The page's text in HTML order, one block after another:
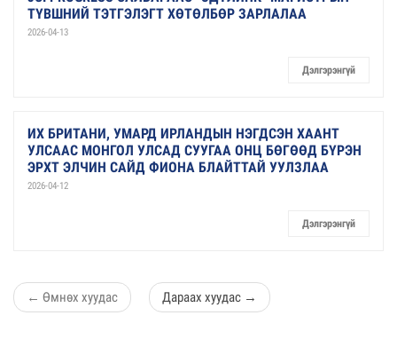
ТҮВШНИЙ ТЭТГЭЛЭГТ ХӨТӨЛБӨР ЗАРЛАЛАА
2026-04-13
Дэлгэрэнгүй
ИХ БРИТАНИ, УМАРД ИРЛАНДЫН НЭГДСЭН ХААНТ
УЛСААС МОНГОЛ УЛСАД СУУГАА ОНЦ БӨГӨӨД БҮРЭН
ЭРХТ ЭЛЧИН САЙД ФИОНА БЛАЙТТАЙ УУЛЗЛАА
2026-04-12
Дэлгэрэнгүй
← Өмнөх хуудас Дараах хуудас →